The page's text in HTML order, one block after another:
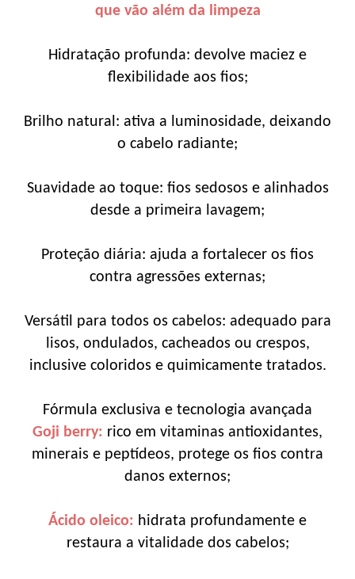
que vão além da limpeza
Hidratação profunda: devolve maciez e
flexibilidade aos fios;
Brilho natural: ativa a luminosidade, deixando
o cabelo radiante;
Suavidade ao toque: fios sedosos e alinhados
desde a primeira lavagem;
Proteção diária: ajuda a fortalecer os fios
contra agressões externas;
Versátil para todos os cabelos: adequado para
lisos, ondulados, cacheados ou crespos,
inclusive coloridos e quimicamente tratados.
Fórmula exclusiva e tecnologia avançada
Goji berry: rico em vitaminas antioxidantes,
minerais e peptídeos, protege os fios contra
danos externos;
Ácido oleico: hidrata profundamente e
restaura a vitalidade dos cabelos;